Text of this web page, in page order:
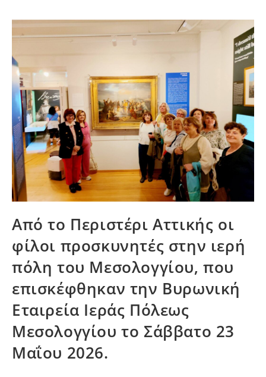
Από το Περιστέρι Αττικής οι
φίλοι προσκυνητές στην ιερή
πόλη του Μεσολογγίου, που
επισκέφθηκαν την Βυρωνική
Εταιρεία Ιεράς Πόλεως
Μεσολογγίου το Σάββατο 23
Μαΐου 2026.